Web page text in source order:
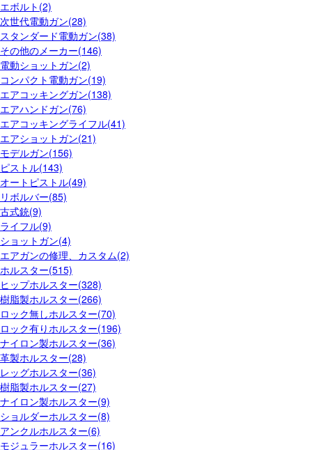
エボルト(2)
次世代電動ガン(28)
スタンダード電動ガン(38)
その他のメーカー(146)
電動ショットガン(2)
コンパクト電動ガン(19)
エアコッキングガン(138)
エアハンドガン(76)
エアコッキングライフル(41)
エアショットガン(21)
モデルガン(156)
ピストル(143)
オートピストル(49)
リボルバー(85)
古式銃(9)
ライフル(9)
ショットガン(4)
エアガンの修理、カスタム(2)
ホルスター(515)
ヒップホルスター(328)
樹脂製ホルスター(266)
ロック無しホルスター(70)
ロック有りホルスター(196)
ナイロン製ホルスター(36)
革製ホルスター(28)
レッグホルスター(36)
樹脂製ホルスター(27)
ナイロン製ホルスター(9)
ショルダーホルスター(8)
アンクルホルスター(6)
モジュラーホルスター(16)